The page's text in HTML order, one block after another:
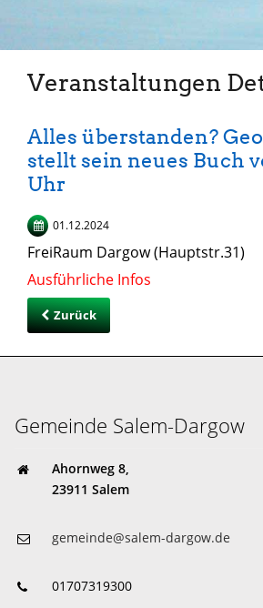
Veranstaltungen
Alles überstanden?
stellt sein neues Buch
Uhr
01.12.2024
FreiRaum Dargow (Hauptstr.31)
Ausführliche Infos
Zurück
Gemeinde Salem-Dargow
Ahornweg 8,
23911 Salem
gemeinde@salem-dargow.de
01707319300